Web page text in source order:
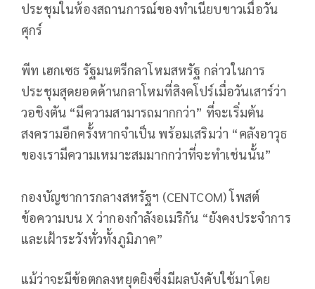
ประชุมในห้องสถานการณ์ของทำเนียบขาวเมื่อวัน
ศุกร์
พีท เฮกเซธ รัฐมนตรีกลาโหมสหรัฐ กล่าวในการ
ประชุมสุดยอดด้านกลาโหมที่สิงคโปร์เมื่อวันเสาร์ว่า
วอชิงตัน “มีความสามารถมากกว่า” ที่จะเริ่มต้น
สงครามอีกครั้งหากจำเป็น พร้อมเสริมว่า “คลังอาวุธ
ของเรามีความเหมาะสมมากกว่าที่จะทำเช่นนั้น”
กองบัญชาการกลางสหรัฐฯ (CENTCOM) โพสต์
ข้อความบน X ว่ากองกำลังอเมริกัน “ยังคงประจำการ
และเฝ้าระวังทั่วทั้งภูมิภาค”
แม้ว่าจะมีข้อตกลงหยุดยิงซึ่งมีผลบังคับใช้มาโดย